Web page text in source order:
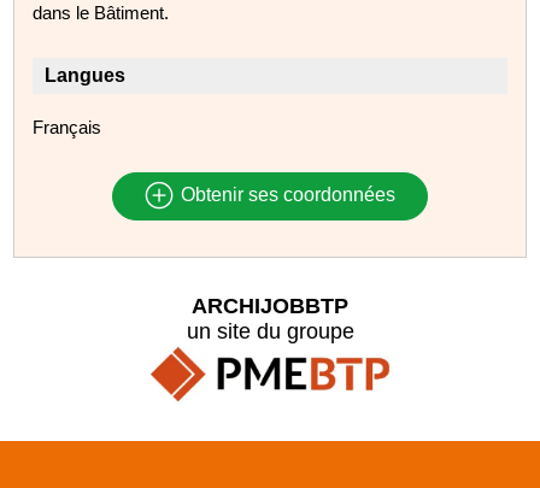
dans le Bâtiment.
Langues
Français
Obtenir ses coordonnées
ARCHIJOBBTP
un site du groupe